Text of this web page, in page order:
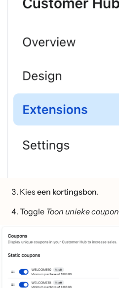
Kies een kortingsbon.
Toggle Toon unieke coupon